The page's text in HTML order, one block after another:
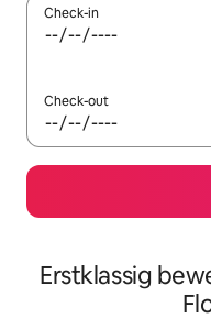
Check-in
Check-out
Erstklassig